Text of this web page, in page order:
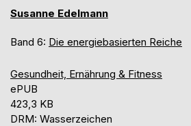
Susanne Edelmann
Band 6: Die energiebasierten Reiche
Gesundheit, Ernährung & Fitness
ePUB
423,3 KB
DRM: Wasserzeichen